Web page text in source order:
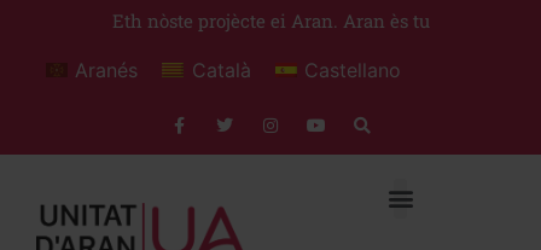
Eth nòste projècte ei Aran. Aran ès tu
Aranés Català Castellano